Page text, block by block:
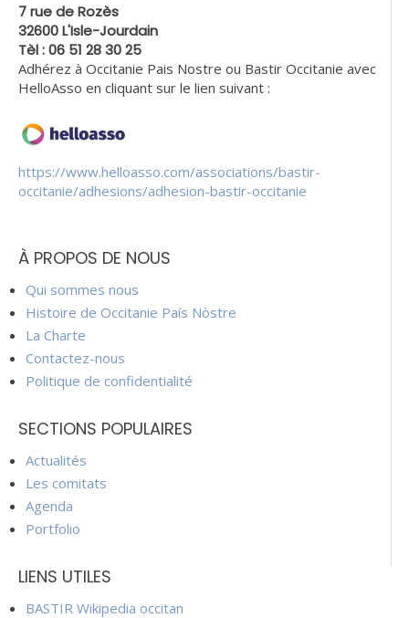
7 rue de Rozès
32600 L'Isle-Jourdain
Tèl : 06 51 28 30 25
Adhérez à Occitanie Pais Nostre ou Bastir Occitanie avec
HelloAsso en cliquant sur le lien suivant :
https://www.helloasso.com/associations/bastir-
occitanie/adhesions/adhesion-bastir-occitanie
À PROPOS DE NOUS
Qui sommes nous
Histoire de Occitanie País Nòstre
La Charte
Contactez-nous
Politique de confidentialité
SECTIONS POPULAIRES
Actualités
Les comitats
Agenda
Portfolio
LIENS UTILES
BASTIR Wikipedia occitan